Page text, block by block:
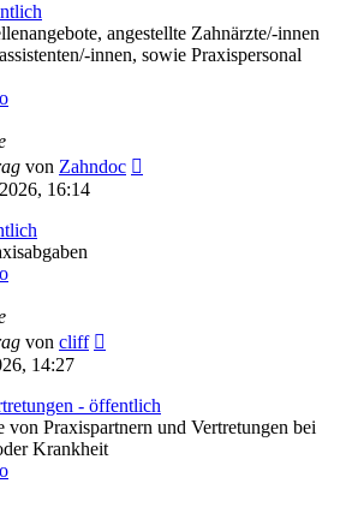
angestellte Zahnärzte/-innen
innen, sowie Praxispersonal
von Zahndoc
16:14
von cliff
14:27
- öffentlich
von Praxispartnern und Vertretungen bei
Krankheit